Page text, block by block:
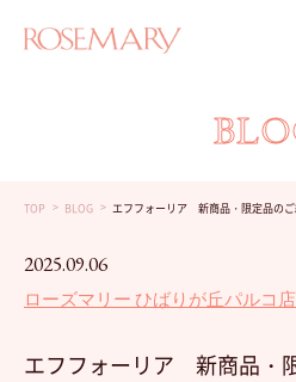
TOP BLOG エフフォーリア 新商品・限定品の
2025.09.06
ローズマリー ひばりが丘パルコ店
エフフォーリア 新商品・